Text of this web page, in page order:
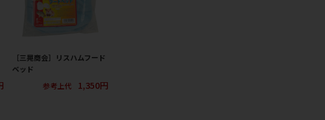
［三晃商会］リスハムフード
ベッド
参考上代
1,350円